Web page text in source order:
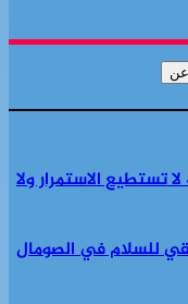
تستطيع الاستمرار ولا
للسلام في الصومال